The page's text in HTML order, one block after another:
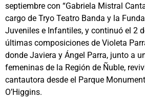
septiembre con “Gabriela Mistral
cargo de Tryo Teatro Banda y la
Juveniles e Infantiles, y continuó el 2
últimas composiciones de Violeta
donde Javiera y Ángel Parra, junto a
femeninas de la Región de Ñuble,
cantautora desde el Parque
O’Higgins.